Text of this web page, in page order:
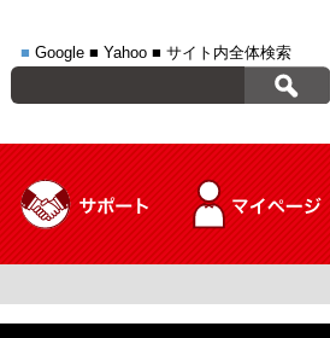
■ Google ■ Yahoo ■ サイト内全体検索